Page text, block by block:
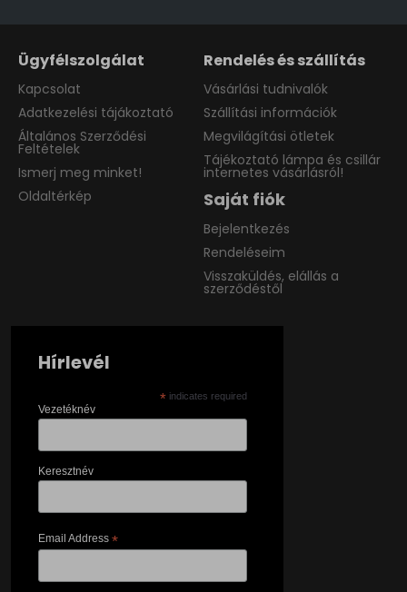
Ügyfélszolgálat
Kapcsolat
Adatkezelési tájákoztató
Általános Szerződési
Feltételek
Ismerj meg minket!
Oldaltérkép
Rendelés és szállítás
Vásárlási tudnivalók
Szállítási információk
Megvilágítási ötletek
Tájékoztató lámpa és csillár
internetes vásárlásról!
Saját fiók
Bejelentkezés
Rendeléseim
Visszaküldés, elállás a
szerződéstől
Hírlevél
* indicates required
Vezetéknév
Keresztnév
Email Address *